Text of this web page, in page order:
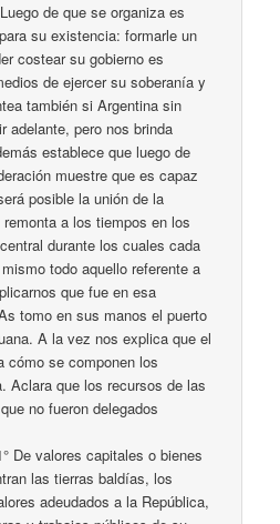
de que se organiza es
su existencia: formarle un
costear su gobierno es
de ejercer su soberanía y
también si Argentina sin
adelante, pero nos brinda
establece que luego de
muestre que es capaz
posible la unión de la
a los tiempos en los
durante los cuales cada
todo aquello referente a
que fue en esa
tomo en sus manos el puerto
A la vez nos explica que el
cómo se componen los
Aclara que los recursos de las
no fueron delegados
De valores capitales o bienes
las tierras baldías, los
adeudados a la República,